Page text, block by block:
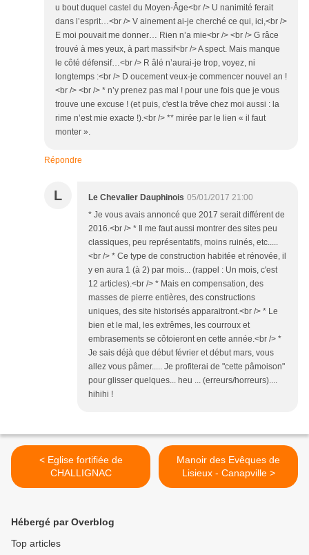
u bout duquel castel du Moyen-Âge<br /> U nanimité ferait
dans l’esprit…<br /> V ainement ai-je cherché ce qui, ici,<br />
E moi pouvait me donner… Rien n’a mie<br /> <br /> G râce
trouvé à mes yeux, à part massif<br /> A spect. Mais manque
le côté défensif…<br /> R âlé n’aurai-je trop, voyez, ni
longtemps :<br /> D oucement veux-je commencer nouvel an !
<br /> <br /> * n’y prenez pas mal ! pour une fois que je vous
trouve une excuse ! (et puis, c'est la trêve chez moi aussi : la
rime n’est mie exacte !).<br /> ** mirée par le lien « il faut
monter ».
Répondre
L Le Chevalier Dauphinois 05/01/2017 21:00
* Je vous avais annoncé que 2017 serait différent de
2016.<br /> * Il me faut aussi montrer des sites peu
classiques, peu représentatifs, moins ruinés, etc.....
<br /> * Ce type de construction habitée et rénovée, il
y en aura 1 (à 2) par mois... (rappel : Un mois, c'est
12 articles).<br /> * Mais en compensation, des
masses de pierre entières, des constructions
uniques, des site historisés apparaitront.<br /> * Le
bien et le mal, les extrêmes, les courroux et
embrasements se côtoieront en cette année.<br /> *
Je sais déjà que début février et début mars, vous
allez vous pâmer..... Je profiterai de "cette pâmoison"
pour glisser quelques... heu ... (erreurs/horreurs)....
hihihi !
< Eglise fortifiée de
CHALLIGNAC
Manoir des Evêques de
Lisieux - Canapville >
Hébergé par Overblog
Top articles